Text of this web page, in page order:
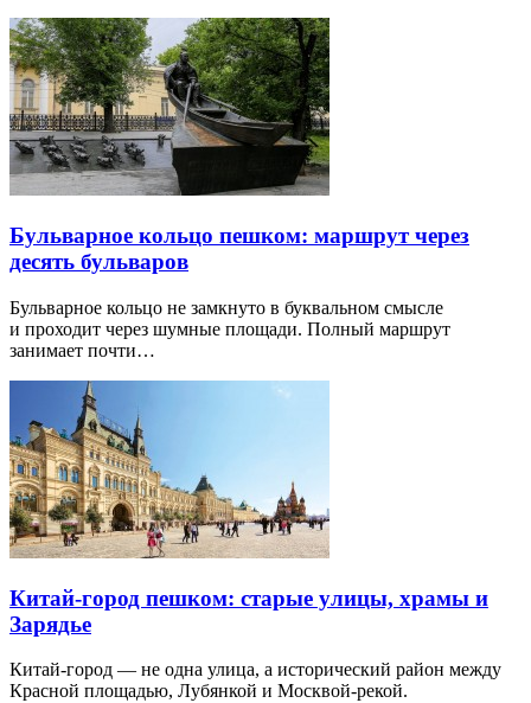
Бульварное кольцо пешком: маршрут через
десять бульваров
Бульварное кольцо не замкнуто в буквальном смысле
и проходит через шумные площади. Полный маршрут
занимает почти…
Китай-город пешком: старые улицы, храмы и
Зарядье
Китай-город — не одна улица, а исторический район между
Красной площадью, Лубянкой и Москвой-рекой.